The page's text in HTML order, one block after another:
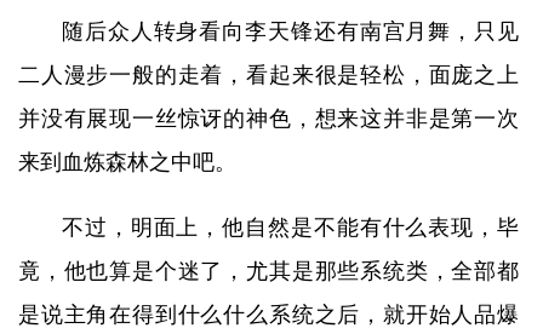
随后众人转身看向李天锋还有南宫月舞，只见
二人漫步一般的走着，看起来很是轻松，面庞之上
并没有展现一丝惊讶的神色，想来这并非是第一次
来到血炼森林之中吧。
不过，明面上，他自然是不能有什么表现，毕
竟，他也算是个迷了，尤其是那些系统类，全部都
是说主角在得到什么什么系统之后，就开始人品爆